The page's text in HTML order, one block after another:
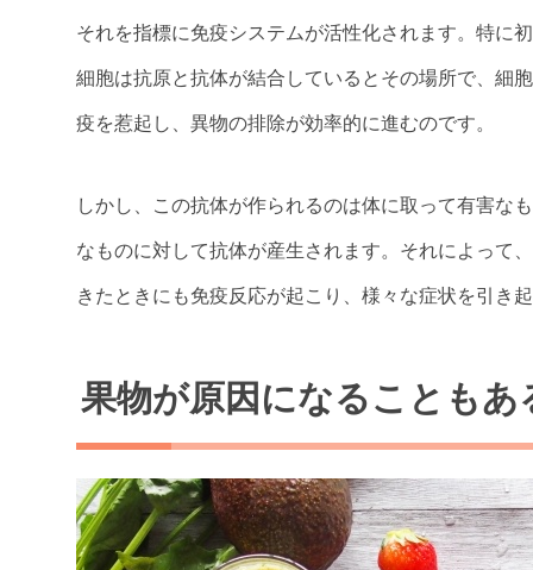
それを指標に免疫システムが活性化されます。特に
細胞は抗原と抗体が結合しているとその場所で、細
疫を惹起し、異物の排除が効率的に進むのです。
しかし、この抗体が作られるのは体に取って有害な
なものに対して抗体が産生されます。それによって
きたときにも免疫反応が起こり、様々な症状を引き
果物が原因になることも